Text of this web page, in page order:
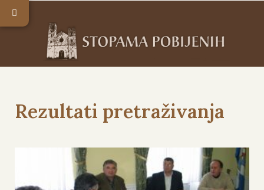
Rezultati pretraživanja